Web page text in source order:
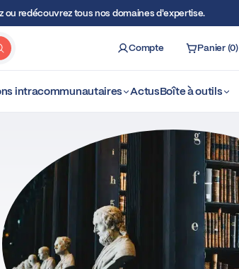
redécouvrez tous nos domaines d'expertise.
Compte Panier (0)
intracommunautaires ActusBoîte à outils